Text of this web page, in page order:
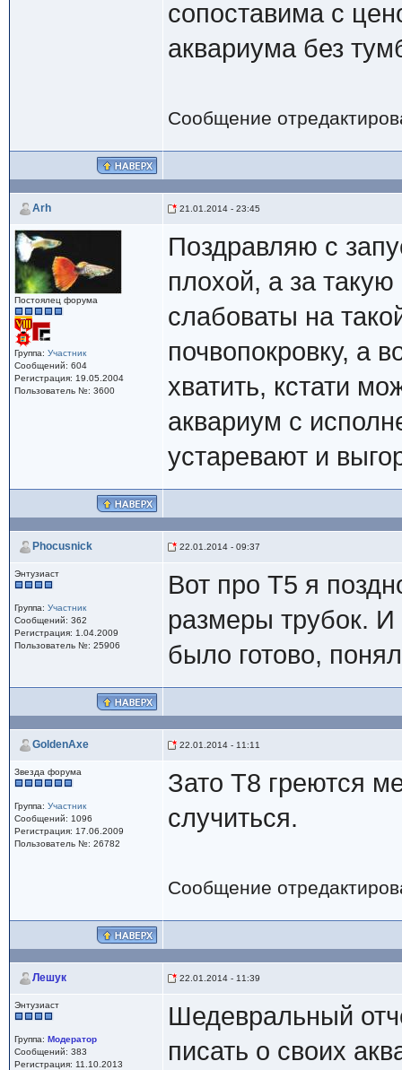
сопоставима с
аквариума без
Сообщение
Arh 21.01.2014 - 23:45
Постоялец форума
Группа: Участник
Сообщений: 604
Регистрация: 19.05.2004
Пользователь №: 3600
Поздравляю с
плохой, а за
слабоваты на
почвопокровку, а
хватить, кстати
аквариум с
устаревают и
Phocusnick 22.01.2014 - 09:37
Энтузиаст
Группа: Участник
Сообщений: 362
Регистрация: 1.04.2009
Пользователь №: 25906
Вот про Т5 я
размеры трубок. И
было готово,
GoldenAxe 22.01.2014 - 11:11
Звезда форума
Группа: Участник
Сообщений: 1096
Регистрация: 17.06.2009
Пользователь №: 26782
Зато Т8 греются
случиться.
Сообщение
Лешук 22.01.2014 - 11:39
Энтузиаст
Группа: Модератор
Сообщений: 383
Регистрация: 11.10.2013
Шедевральный
писать о своих